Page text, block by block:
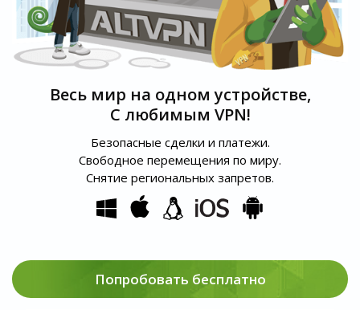
Весь мир на одном устройстве,
С любимым VPN!
Безопасные сделки и платежи.
Свободное перемещения по миру.
Снятие региональных запретов.
Попробовать бесплатно